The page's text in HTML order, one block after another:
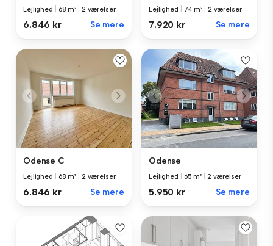
Lejlighed 68 m² 2 værelser
6.846 kr Se mere
Lejlighed 74 m² 2 værelser
7.920 kr Se mere
Odense C
Lejlighed 68 m² 2 værelser
6.846 kr Se mere
Odense
Lejlighed 65 m² 2 værelser
5.950 kr Se mere